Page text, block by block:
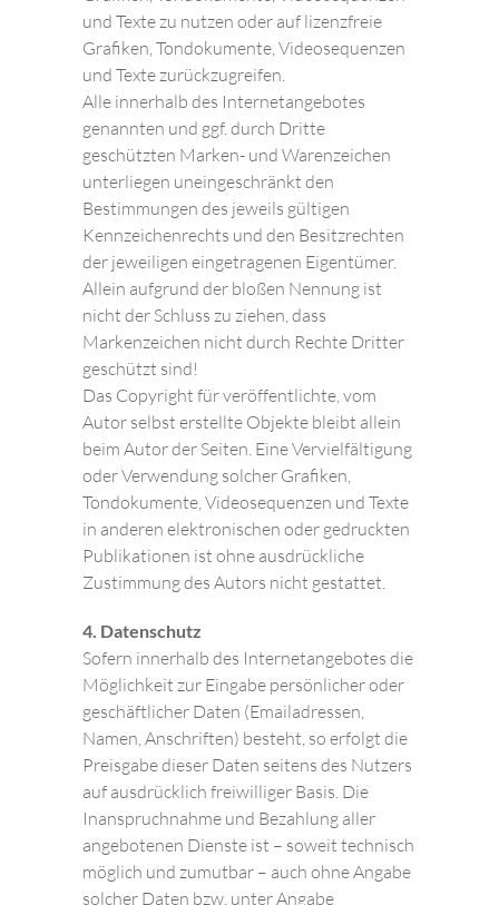
und Texte zu nutzen oder auf lizenzfreie
Grafiken, Tondokumente, Videosequenzen
und Texte zurückzugreifen.
Alle innerhalb des Internetangebotes
genannten und ggf. durch Dritte
geschützten Marken- und Warenzeichen
unterliegen uneingeschränkt den
Bestimmungen des jeweils gültigen
Kennzeichenrechts und den Besitzrechten
der jeweiligen eingetragenen Eigentümer.
Allein aufgrund der bloßen Nennung ist
nicht der Schluss zu ziehen, dass
Markenzeichen nicht durch Rechte Dritter
geschützt sind!
Das Copyright für veröffentlichte, vom
Autor selbst erstellte Objekte bleibt allein
beim Autor der Seiten. Eine Vervielfältigung
oder Verwendung solcher Grafiken,
Tondokumente, Videosequenzen und Texte
in anderen elektronischen oder gedruckten
Publikationen ist ohne ausdrückliche
Zustimmung des Autors nicht gestattet.
4. Datenschutz
Sofern innerhalb des Internetangebotes die
Möglichkeit zur Eingabe persönlicher oder
geschäftlicher Daten (Emailadressen,
Namen, Anschriften) besteht, so erfolgt die
Preisgabe dieser Daten seitens des Nutzers
auf ausdrücklich freiwilliger Basis. Die
Inanspruchnahme und Bezahlung aller
angebotenen Dienste ist – soweit technisch
möglich und zumutbar – auch ohne Angabe
solcher Daten bzw. unter Angabe